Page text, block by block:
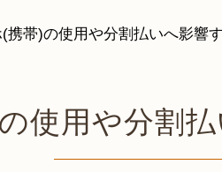
帯)の使用や分割払いへ影響
使用や分割